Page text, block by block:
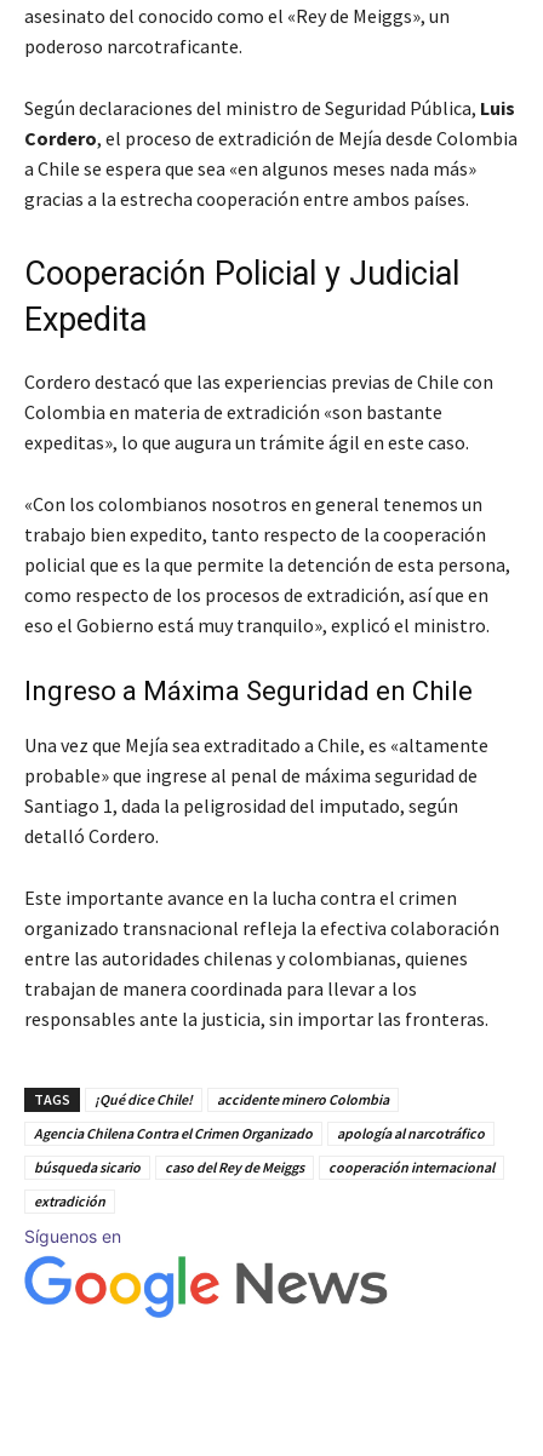
asesinato del conocido como el «Rey de Meiggs», un
poderoso narcotraficante.
Según declaraciones del ministro de Seguridad Pública, Luis
Cordero, el proceso de extradición de Mejía desde Colombia
a Chile se espera que sea «en algunos meses nada más»
gracias a la estrecha cooperación entre ambos países.
Cooperación Policial y Judicial
Expedita
Cordero destacó que las experiencias previas de Chile con
Colombia en materia de extradición «son bastante
expeditas», lo que augura un trámite ágil en este caso.
«Con los colombianos nosotros en general tenemos un
trabajo bien expedito, tanto respecto de la cooperación
policial que es la que permite la detención de esta persona,
como respecto de los procesos de extradición, así que en
eso el Gobierno está muy tranquilo», explicó el ministro.
Ingreso a Máxima Seguridad en Chile
Una vez que Mejía sea extraditado a Chile, es «altamente
probable» que ingrese al penal de máxima seguridad de
Santiago 1, dada la peligrosidad del imputado, según
detalló Cordero.
Este importante avance en la lucha contra el crimen
organizado transnacional refleja la efectiva colaboración
entre las autoridades chilenas y colombianas, quienes
trabajan de manera coordinada para llevar a los
responsables ante la justicia, sin importar las fronteras.
TAGS ¡Qué dice Chile!
accidente minero Colombia
Agencia Chilena Contra el Crimen Organizado
apología al narcotráfico
búsqueda sicario
caso del Rey de Meiggs
cooperación internacional
extradición
Síguenos en